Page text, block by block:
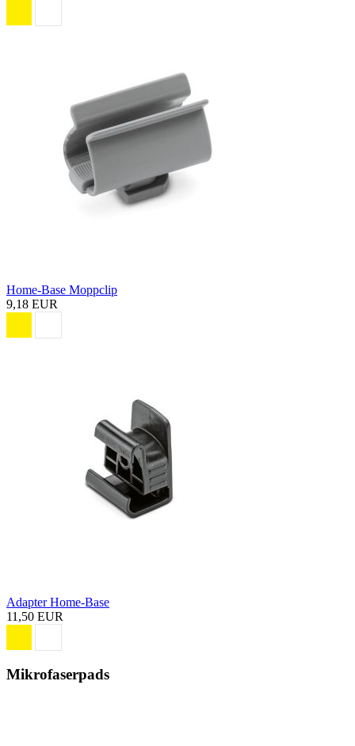
Home-Base Moppclip
9,18 EUR
Adapter Home-Base
11,50 EUR
Mikrofaserpads